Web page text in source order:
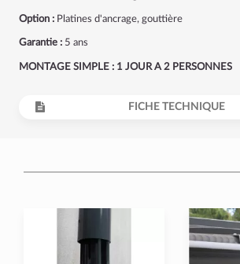
Option : Platines d'ancrage, gouttière
Garantie : 5 ans
MONTAGE SIMPLE : 1 JOUR A 2 PERSONNES
FICHE TECHNIQUE